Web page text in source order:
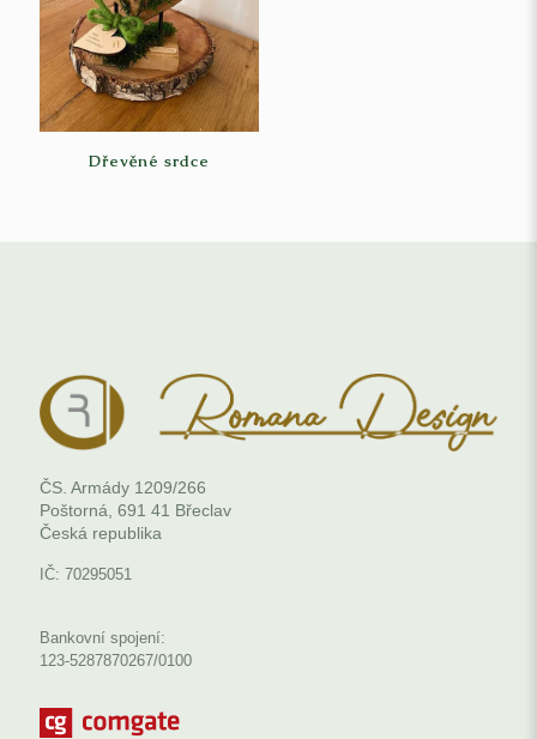
Dřevěné srdce
ČS. Armády 1209/266
Poštorná, 691 41 Břeclav
Česká republika
IČ: 70295051
Bankovní spojení:
123-5287870267/0100